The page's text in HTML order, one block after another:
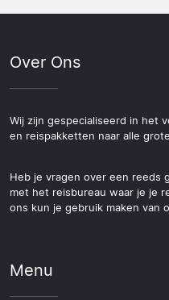
Over Ons
Wij zijn gespecialiseerd in het
en reispakketten naar alle
Heb je vragen over een reeds
met het reisbureau waar je je
ons kun je gebruik maken van
Menu